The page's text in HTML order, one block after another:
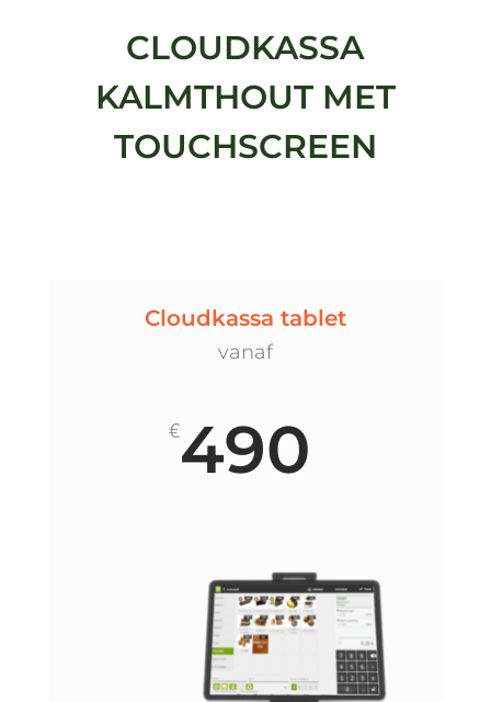
CLOUDKASSA
KALMTHOUT MET
TOUCHSCREEN
Cloudkassa tablet
vanaf
€490